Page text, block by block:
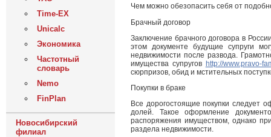
Time-EX
Unicalc
Экономика
Частотный
словарь
Nemo
FinPlan
Новосибирский
филиал
Чем можно обезопасить себя от
Брачный договор
Заключение брачного договора в
этом документе будущие супруги
недвижимости после развода.
имущества супругов http://www.pravo-
сюрпризов, обид и мстительных
Покупки в браке
Все дорогостоящие покупки следует
долей. Такое оформление
распоряжения имуществом, однако
раздела недвижимости.